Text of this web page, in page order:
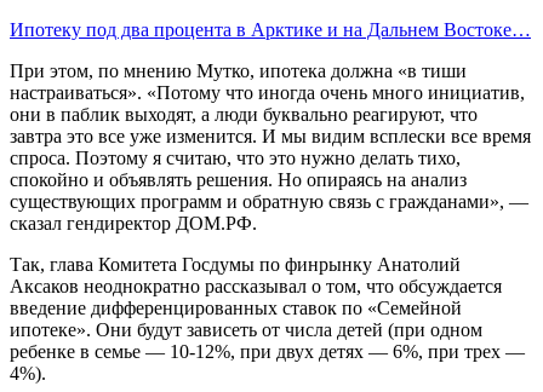
Ипотеку под два процента в Арктике и на Дальнем Востоке…
При этом, по мнению Мутко, ипотека должна «в тиши
настраиваться». «Потому что иногда очень много инициатив,
они в паблик выходят, а люди буквально реагируют, что
завтра это все уже изменится. И мы видим всплески все время
спроса. Поэтому я считаю, что это нужно делать тихо,
спокойно и объявлять решения. Но опираясь на анализ
существующих программ и обратную связь с гражданами», —
сказал гендиректор ДОМ.РФ.
Так, глава Комитета Госдумы по финрынку Анатолий
Аксаков неоднократно рассказывал о том, что обсуждается
введение дифференцированных ставок по «Семейной
ипотеке». Они будут зависеть от числа детей (при одном
ребенке в семье — 10-12%, при двух детях — 6%, при трех —
4%).